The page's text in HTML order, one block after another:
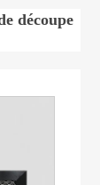
découpe